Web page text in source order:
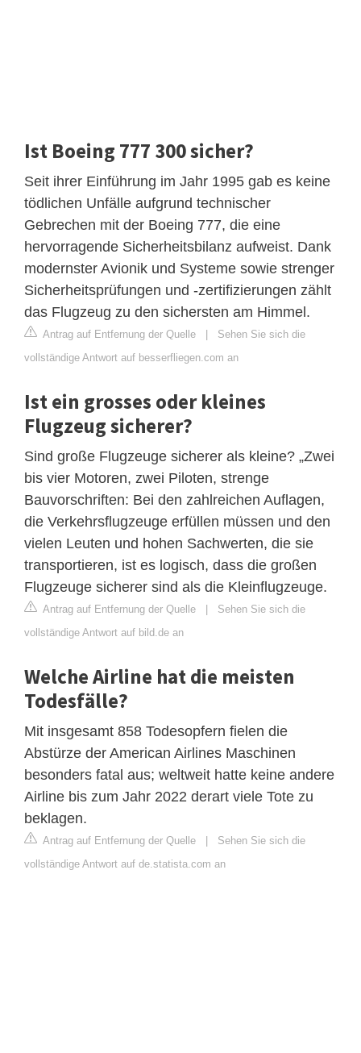
Ist Boeing 777 300 sicher?
Seit ihrer Einführung im Jahr 1995 gab es keine
tödlichen Unfälle aufgrund technischer
Gebrechen mit der Boeing 777, die eine
hervorragende Sicherheitsbilanz aufweist. Dank
modernster Avionik und Systeme sowie strenger
Sicherheitsprüfungen und -zertifizierungen zählt
das Flugzeug zu den sichersten am Himmel.
Antrag auf Entfernung der Quelle | Sehen Sie sich die
vollständige Antwort auf besserfliegen.com an
Ist ein grosses oder kleines
Flugzeug sicherer?
Sind große Flugzeuge sicherer als kleine? „Zwei
bis vier Motoren, zwei Piloten, strenge
Bauvorschriften: Bei den zahlreichen Auflagen,
die Verkehrsflugzeuge erfüllen müssen und den
vielen Leuten und hohen Sachwerten, die sie
transportieren, ist es logisch, dass die großen
Flugzeuge sicherer sind als die Kleinflugzeuge.
Antrag auf Entfernung der Quelle | Sehen Sie sich die
vollständige Antwort auf bild.de an
Welche Airline hat die meisten
Todesfälle?
Mit insgesamt 858 Todesopfern fielen die
Abstürze der American Airlines Maschinen
besonders fatal aus; weltweit hatte keine andere
Airline bis zum Jahr 2022 derart viele Tote zu
beklagen.
Antrag auf Entfernung der Quelle | Sehen Sie sich die
vollständige Antwort auf de.statista.com an